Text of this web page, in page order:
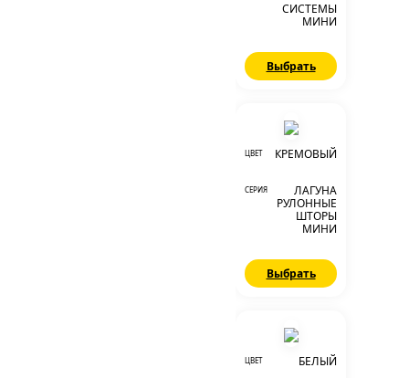
СИСТЕМЫ
МИНИ
Выбрать
ЦВЕТ КРЕМОВЫЙ
СЕРИЯ
ЛАГУНА
РУЛОННЫЕ
ШТОРЫ
МИНИ
Выбрать
ЦВЕТ БЕЛЫЙ